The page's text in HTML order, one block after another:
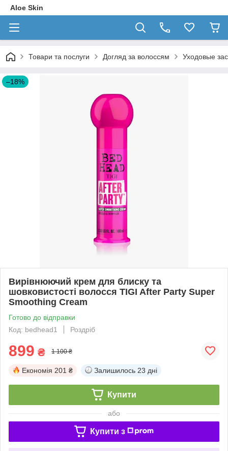
Aloe Skin
Товари та послуги Догляд за волоссям Уходовые
–18%
Вирівнюючий крем для блиску та
шовковистості волосся TIGI After Party Super
Smoothing Cream
Готово до відправки
Код: bedhead1
Роздріб
899 ₴ 1 100 ₴
Економія 201 ₴ Залишилось 23 дні
Купити
або
Купити з